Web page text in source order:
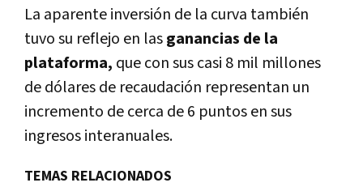
La aparente inversión de la curva también
tuvo su reflejo en lasganancias de la
plataforma, que con sus casi 8 mil millones
de dólares de recaudación representan un
incremento de cerca de 6 puntos en sus
ingresos interanuales.
TEMAS RELACIONADOS